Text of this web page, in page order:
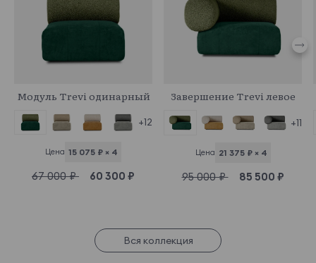
Модуль Trevi одинарный
+12
Цена 15 075 ₽ × 4
67 000 ₽ 60 300 ₽
Завершение Trevi левое
+11
Цена 21 375 ₽ × 4
95 000 ₽ 85 500 ₽
Вся коллекция